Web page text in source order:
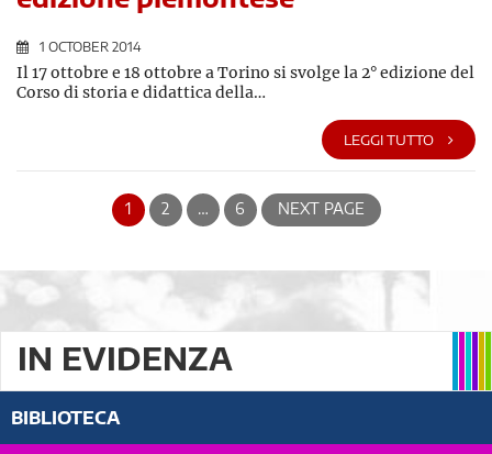
1 OCTOBER 2014
Il 17 ottobre e 18 ottobre a Torino si svolge la 2° edizione del
Corso di storia e didattica della…
LEGGI TUTTO
1 2 … 6 NEXT PAGE
IN EVIDENZA
BIBLIOTECA